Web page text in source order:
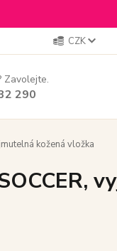
CZK
Zavolejte.
290
kožená vložka